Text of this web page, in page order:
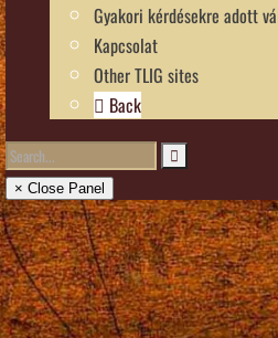
Gyakori kérdésekre adott
Kapcsolat
Other TLIG sites
Back
× Close Panel